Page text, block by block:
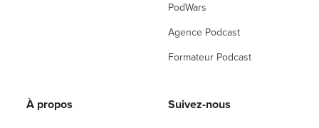
PodWars
Agence Podcast
Formateur Podcast
À propos Suivez-nous